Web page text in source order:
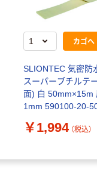
カゴへ
SLIONTEC 気密防
スーパーブチルテ
面) 白 50mm×15m
1mm 590100-20-
￥1,994 （税込）